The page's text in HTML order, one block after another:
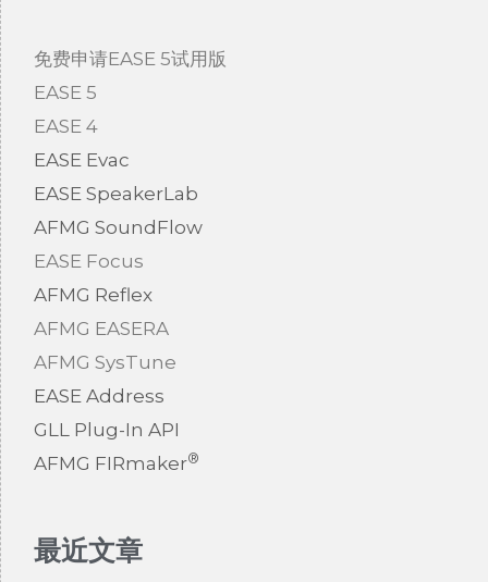
免费申请EASE 5试用版
EASE 5
EASE 4
EASE Evac
EASE SpeakerLab
AFMG SoundFlow
EASE Focus
AFMG Reflex
AFMG EASERA
AFMG SysTune
EASE Address
GLL Plug-In API
AFMG FIRmaker®
最近文章